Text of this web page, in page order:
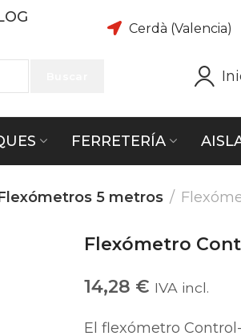
Cerdà (Valencia)
FERRETERÍA
5 metros
Flexómetro
14,28 € IVA incl.
El flexómetro